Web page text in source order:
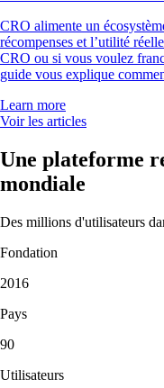
CRO alimente un
récompenses et l’utilité
CRO ou si vous voulez
guide vous explique
Learn more
Voir les articles
Une plateforme
mondiale
Des millions d'utilisateurs
Fondation
2016
Pays
90
Utilisateurs